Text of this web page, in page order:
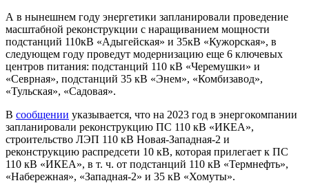
А в нынешнем году энергетики запланировали проведение
масштабной реконструкции с наращиванием мощности
подстанций 110кВ «Адыгейская» и 35кВ «Кужорская», в
следующем году проведут модернизацию еще 6 ключевых
центров питания: подстанций 110 кВ «Черемушки» и
«Севрная», подстанций 35 кВ «Энем», «Комбизавод»,
«Тульская», «Садовая».
В сообщении указывается, что на 2023 год в энергокомпании
запланировали реконструкцию ПС 110 кВ «ИКЕА»,
строительство ЛЭП 110 кВ Новая-Западная-2 и
реконструкцию распредсети 10 кВ, которая прилегает к ПС
110 кВ «ИКЕА», в т. ч. от подстанций 110 кВ «Термнефть»,
«Набережная», «Западная-2» и 35 кВ «Хомуты».